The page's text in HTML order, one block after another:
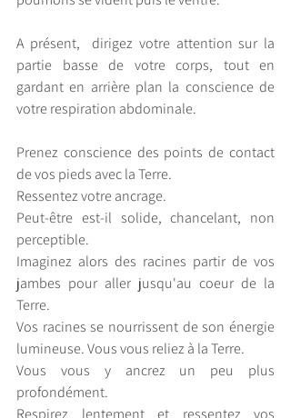
A présent,  dirigez votre attention sur la
partie basse de votre corps, tout en
gardant en arrière plan la conscience de
votre respiration abdominale.
Prenez conscience des points de contact
de vos pieds avec la Terre.
Ressentez votre ancrage.
Peut-être est-il solide, chancelant, non
perceptible.
Imaginez alors des racines partir de vos
jambes pour aller jusqu'au coeur de la
Terre.
Vos racines se nourrissent de son énergie
lumineuse. Vous vous reliez à la Terre.
Vous vous y ancrez un peu plus
profondément.
Respirez lentement et ressentez vos